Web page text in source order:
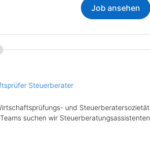
Job ansehen
Steuerberater
und Steuerberatersozietät
suchen wir Steuerberatungsassistenten